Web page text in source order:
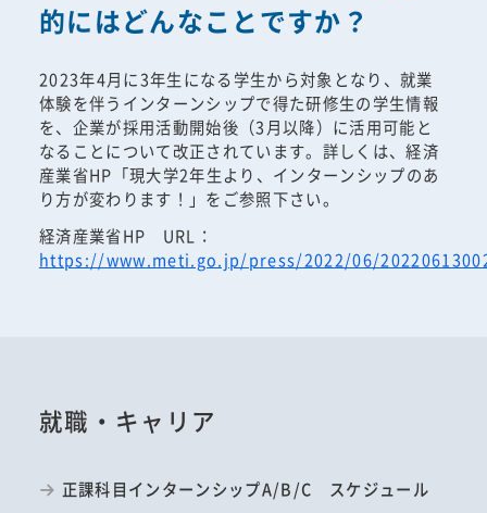
的にはどんなことですか？
2023年4月に3年生になる学生から対象となり、就業
体験を伴うインターンシップで得た研修生の学生情報
を、企業が採用活動開始後（3月以降）に活用可能と
なることについて改正されています。詳しくは、経済
産業省HP「現大学2年生より、インターンシップのあ
り方が変わります！」をご参照下さい。
経済産業省HP URL：
https://www.meti.go.jp/press/2022/06/
就職・キャリア
正課科目インターンシップA/B/C スケジュール